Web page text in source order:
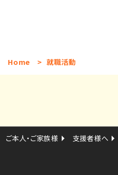
Home > 就職活動
ご本人・ご家族様 支援者様へ